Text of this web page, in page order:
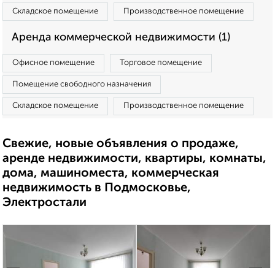
Складское помещение Производственное помещение
Аренда коммерческой недвижимости (1)
Офисное помещение Торговое помещение
Помещение свободного назначения
Складское помещение Производственное помещение
Свежие, новые объявления о продаже,
аренде недвижимости, квартиры, комнаты,
дома, машиноместа, коммерческая
недвижимость в Подмосковье,
Электростали